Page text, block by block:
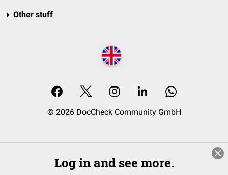
Other stuff
© 2026 DocCheck Community GmbH
Log in and see more.